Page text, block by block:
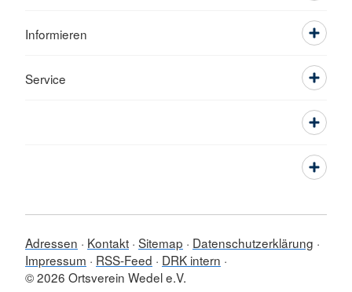
Informieren
Service
Adressen Kontakt Sitemap
Datenschutzerklärung
Impressum
RSS-Feed
DRK intern
© 2026 Ortsverein Wedel e.V.